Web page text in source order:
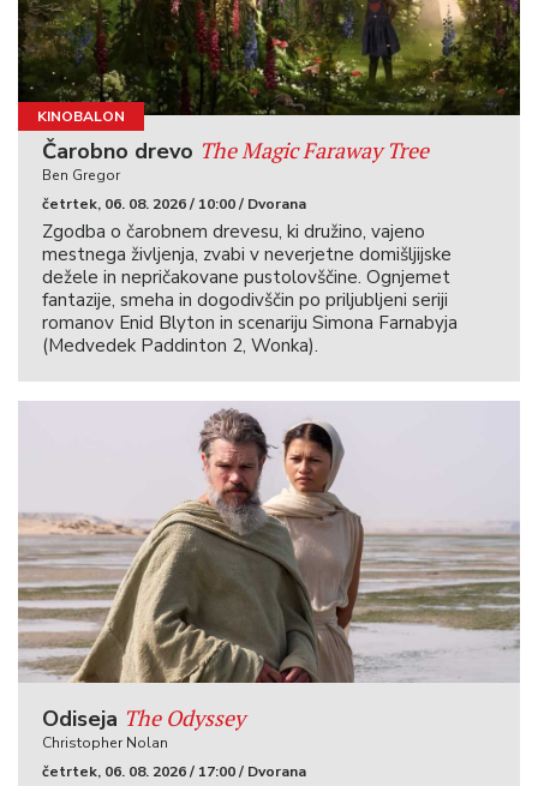
KINOBALON
Čarobno drevo The Magic Faraway Tree
Ben Gregor
četrtek, 06. 08. 2026 / 10:00 / Dvorana
Zgodba o čarobnem drevesu, ki družino, vajeno
mestnega življenja, zvabi v neverjetne domišljijske
dežele in nepričakovane pustolovščine. Ognjemet
fantazije, smeha in dogodivščin po priljubljeni seriji
romanov Enid Blyton in scenariju Simona Farnabyja
(Medvedek Paddinton 2, Wonka).
Odiseja The Odyssey
Christopher Nolan
četrtek, 06. 08. 2026 / 17:00 / Dvorana